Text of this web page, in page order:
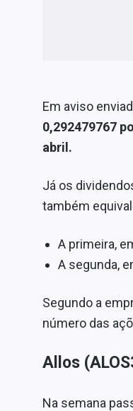
Em aviso
0,292479767
abril.
Já os
também
A primeira,
A segunda,
Segundo a
número das
Allos
Na semana